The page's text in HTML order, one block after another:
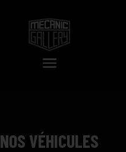
NOS VÉHICULES